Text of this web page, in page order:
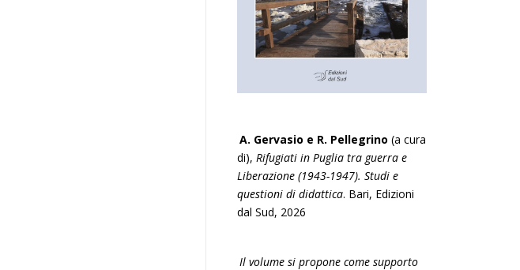
A. Gervasio e R. Pellegrino (a cura
di), Rifugiati in Puglia tra guerra e
Liberazione (1943-1947). Studi e
questioni di didattica. Bari, Edizioni
dal Sud, 2026
Il volume si propone come supporto